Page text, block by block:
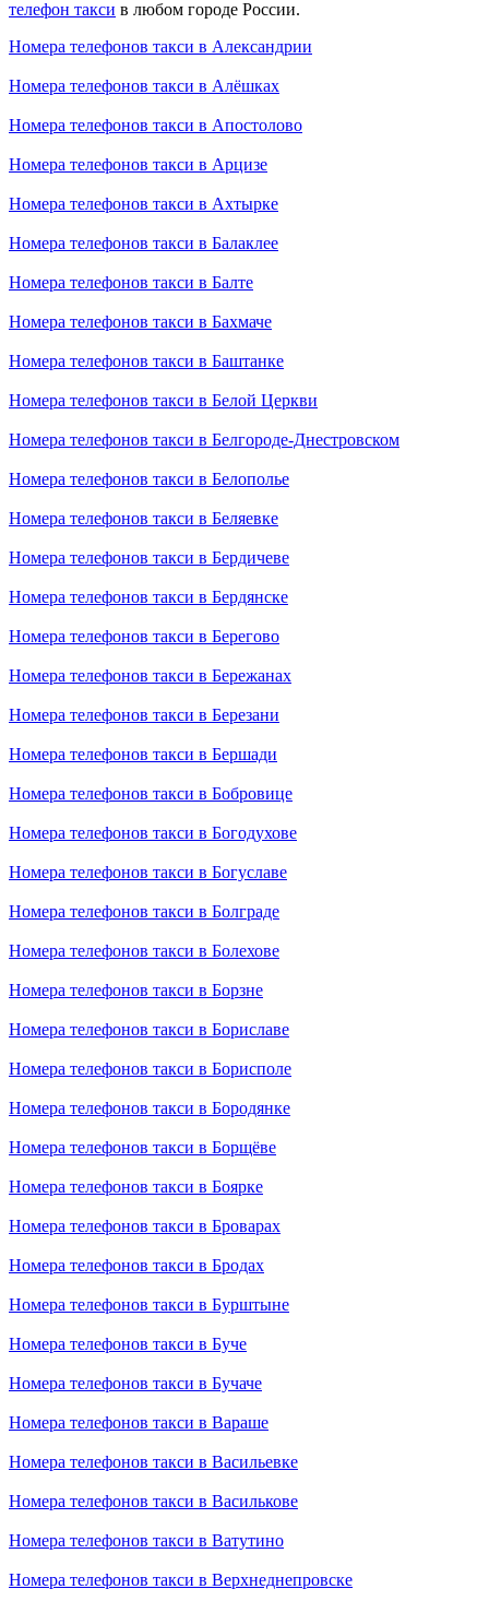
телефон такси в любом городе России.
Номера телефонов такси в Александрии
Номера телефонов такси в Алёшках
Номера телефонов такси в Апостолово
Номера телефонов такси в Арцизе
Номера телефонов такси в Ахтырке
Номера телефонов такси в Балаклее
Номера телефонов такси в Балте
Номера телефонов такси в Бахмаче
Номера телефонов такси в Баштанке
Номера телефонов такси в Белой Церкви
Номера телефонов такси в Белгороде-Днестровском
Номера телефонов такси в Белополье
Номера телефонов такси в Беляевке
Номера телефонов такси в Бердичеве
Номера телефонов такси в Бердянске
Номера телефонов такси в Берегово
Номера телефонов такси в Бережанах
Номера телефонов такси в Березани
Номера телефонов такси в Бершади
Номера телефонов такси в Бобровице
Номера телефонов такси в Богодухове
Номера телефонов такси в Богуславе
Номера телефонов такси в Болграде
Номера телефонов такси в Болехове
Номера телефонов такси в Борзне
Номера телефонов такси в Бориславе
Номера телефонов такси в Борисполе
Номера телефонов такси в Бородянке
Номера телефонов такси в Борщёве
Номера телефонов такси в Боярке
Номера телефонов такси в Броварах
Номера телефонов такси в Бродах
Номера телефонов такси в Бурштыне
Номера телефонов такси в Буче
Номера телефонов такси в Бучаче
Номера телефонов такси в Вараше
Номера телефонов такси в Васильевке
Номера телефонов такси в Василькове
Номера телефонов такси в Ватутино
Номера телефонов такси в Верхнеднепровске